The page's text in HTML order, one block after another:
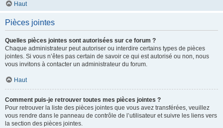
Haut
Pièces jointes
Quelles pièces jointes sont autorisées sur ce forum ?
Chaque administrateur peut autoriser ou interdire certains types de pièces
jointes. Si vous n’êtes pas certain de savoir ce qui est autorisé ou non, nous
vous invitons à contacter un administrateur du forum.
Haut
Comment puis-je retrouver toutes mes pièces jointes ?
Pour retrouver la liste des pièces jointes que vous avez transférées, veuillez
vous rendre dans le panneau de contrôle de l’utilisateur et suivre les liens vers
la section des pièces jointes.